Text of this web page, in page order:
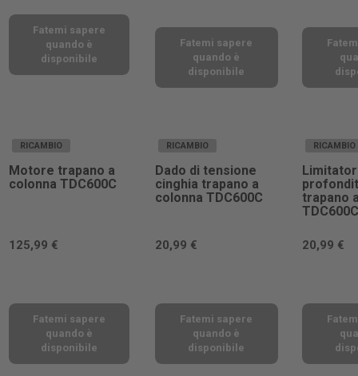
Fatemi sapere
quando è
disponibile
Fatemi sapere
quando è
disponibile
RICAMBIO
Motore trapano a
colonna TDC600C
125,99 €
Fatemi sapere
quando è
disponibile
RICAMBIO
Dado di tensione
cinghia trapano a
colonna TDC600C
20,99 €
Fatemi sapere
quando è
disponibile
RICAMBIO
trapano
TDC600C
20,99 €